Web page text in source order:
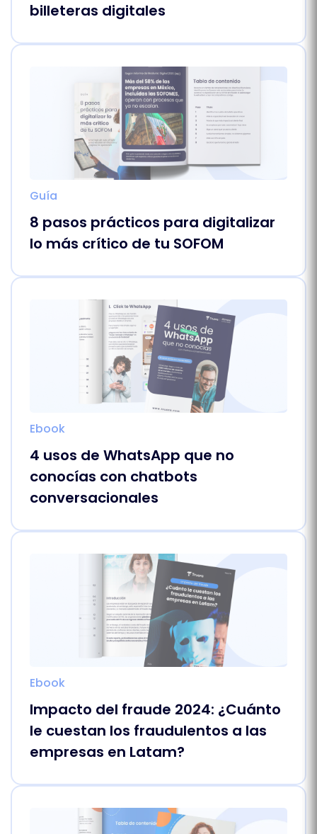
billeteras digitales
Guía
8 pasos prácticos para digitalizar
lo más crítico de tu SOFOM
Ebook
4 usos de WhatsApp que no
conocías con chatbots
conversacionales
Ebook
Impacto del fraude 2024: ¿Cuánto
le cuestan los fraudulentos a las
empresas en Latam?